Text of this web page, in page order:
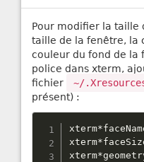
Pour modifier la taille
taille de la fenêtre, la
couleur du fond de la
police dans xterm,
fichier
~/
présent) :
xterm*
xterm*
xterm*